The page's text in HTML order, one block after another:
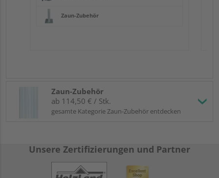
Zaun-Zubehör
Zaun-Zubehör
ab 114,50 € / Stk.
gesamte Kategorie Zaun-Zubehör entdecken
Unsere Zertifizierungen und Partner